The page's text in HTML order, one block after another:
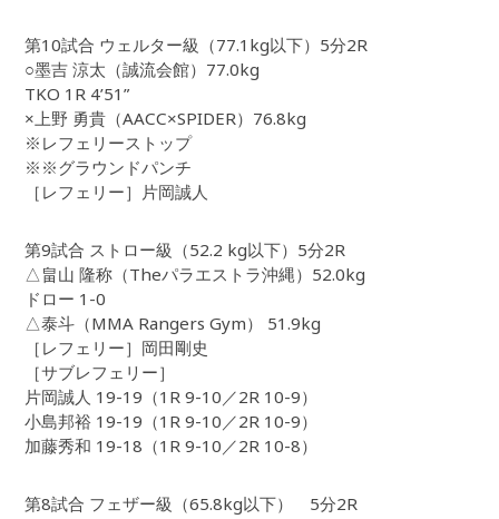
第10試合 ウェルター級（77.1kg以下）5分2R
○墨吉 涼太（誠流会館）77.0kg
TKO 1R 4’51”
×上野 勇貴（AACC×SPIDER）76.8kg
※レフェリーストップ
※※グラウンドパンチ
［レフェリー］片岡誠人
第9試合 ストロー級（52.2 kg以下）5分2R
△畠山 隆称（Theパラエストラ沖縄）52.0kg
ドロー 1-0
△泰斗（MMA Rangers Gym） 51.9kg
［レフェリー］岡田剛史
［サブレフェリー］
片岡誠人 19-19（1R 9-10／2R 10-9）
小島邦裕 19-19（1R 9-10／2R 10-9）
加藤秀和 19-18（1R 9-10／2R 10-8）
第8試合 フェザー級（65.8kg以下） 5分2R